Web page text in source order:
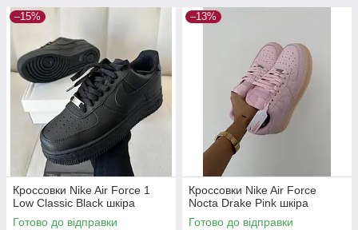
–15%
Кроссовки Nike Air Force 1
Low Classic Black шкіра
Готово до відправки
–13%
Кроссовки Nike Air Force
Nocta Drake Pink шкіра
Готово до відправки